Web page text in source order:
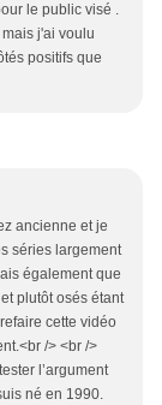
le public visé .
j'ai voulu
positifs que
ancienne et je
séries largement
également que
plutôt osés étant
cette vidéo
/> <br />
l’argument
né en 1990.